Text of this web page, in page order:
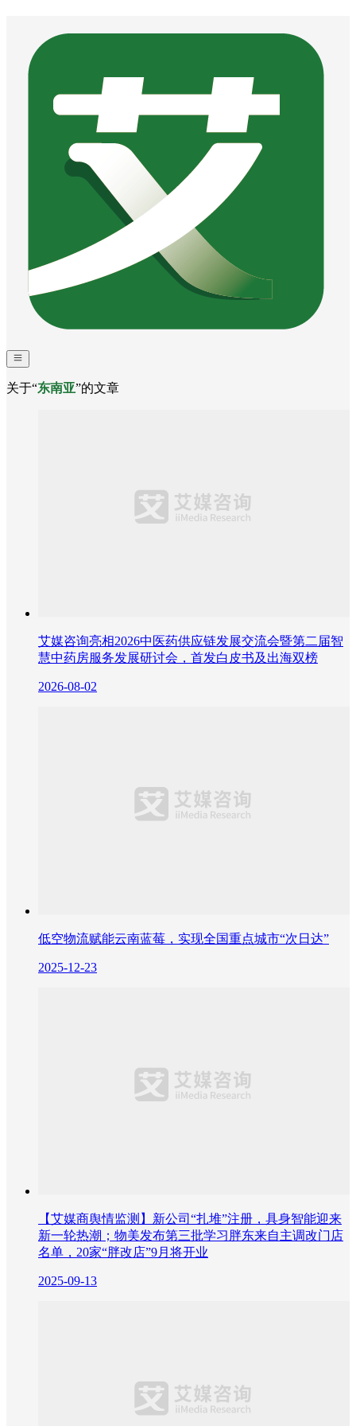
关于“东南亚”的文章
艾媒咨询亮相2026中医药供应链发展交流会暨第二届智
慧中药房服务发展研讨会，首发白皮书及出海双榜
2026-08-02
低空物流赋能云南蓝莓，实现全国重点城市“次日达”
2025-12-23
【艾媒商舆情监测】新公司“扎堆”注册，具身智能迎来
新一轮热潮；物美发布第三批学习胖东来自主调改门店
名单，20家“胖改店”9月将开业
2025-09-13